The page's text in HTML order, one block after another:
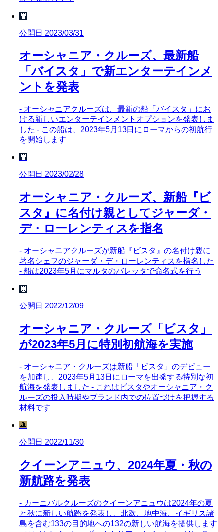
🦞
公開日 2023/03/31
オーシャニア・クルーズ、最新船
「バイスタ」で新エンターテインメ
ントを発表
- オーシャニアクルーズは、最新の船「バイスタ」にお
ける新しいエンターテインメントオプションを発表しま
した - この船は、2023年5月13日にローマからの初航行
を開始します
🦞
公開日 2023/02/28
オーシャニア・クルーズ、新船『ビ
スタ』に名付け親としてジャーダ・
デ・ローレンティスを指名
- オーシャニアクルーズが新船『ビスタ』の名付け親に
著名シェフのジャーダ・デ・ローレンティスを指名した
- 船は2023年5月にマルタのバレッタで命名式を行う
🦞
公開日 2022/12/09
オーシャニア・クルーズ「ビスタ」
が2023年5月に特別初航海を実施
- オーシャニア・クルーズは新船「ビスタ」のデビュー
を加速し、2023年5月13日にローマを出発する特別な初
航海を発表しました - これはビスタやオーシャニア・ク
ルーズの投入時期やブランド内での位置づけを把握する
材料です
🎩
公開日 2022/11/30
クイーンアニュウ、2024年夏・秋の
新航路を発表
- カーニバルクルーズのクイーンアニュウは2024年の夏
と秋に新しい航路を発表し、北欧、地中海、イギリス諸
島を含む133の目的地への132の新しい航海を提供します